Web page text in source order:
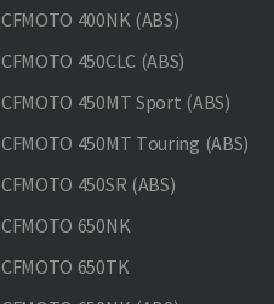
CFMOTO 400NK (ABS)
CFMOTO 450CLC (ABS)
CFMOTO 450MT Sport (ABS)
CFMOTO 450MT Touring (ABS)
CFMOTO 450SR (ABS)
CFMOTO 650NK
CFMOTO 650TK